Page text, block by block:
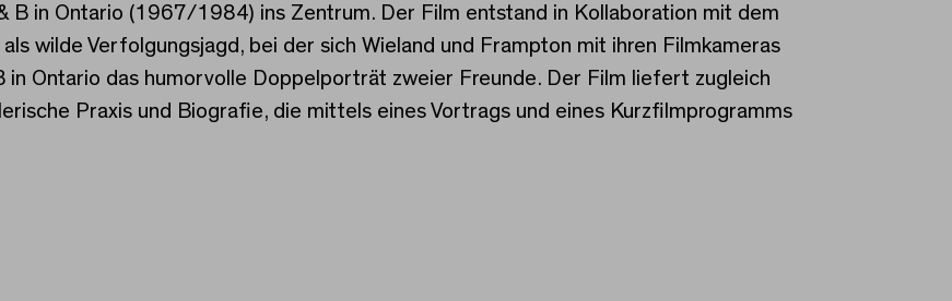
B in Ontario (1967/1984) ins Zentrum. Der Film entstand in Kollaboration mit dem
wilde Verfolgungsjagd, bei der sich Wieland und Frampton mit ihren Filmkameras
in Ontario das humorvolle Doppelporträt zweier Freunde. Der Film liefert zugleich
Praxis und Biografie, die mittels eines Vortrags und eines Kurzfilmprogramms